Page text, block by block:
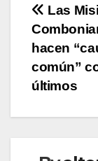
de
Las
hacen
común”
últimos